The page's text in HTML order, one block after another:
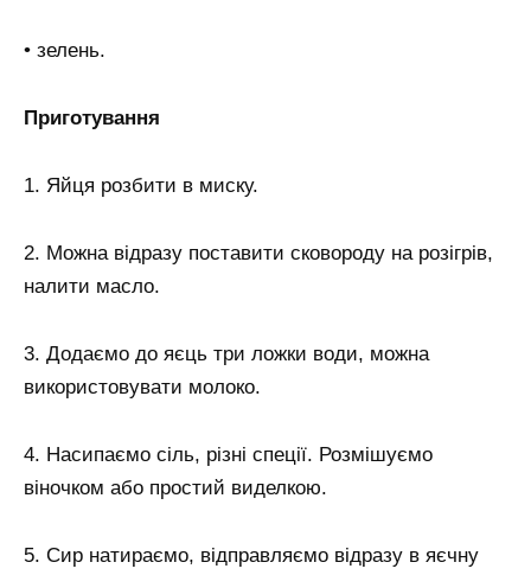
• зелень.
Приготування
1. Яйця розбити в миску.
2. Можна відразу поставити сковороду на розігрів,
налити масло.
3. Додаємо до яєць три ложки води, можна
використовувати молоко.
4. Насипаємо сіль, різні спеції. Розмішуємо
віночком або простий виделкою.
5. Сир натираємо, відправляємо відразу в яєчну